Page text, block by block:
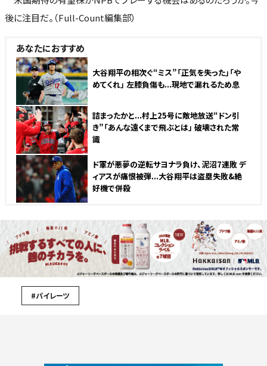
後に注目だ。（Full-Count編集部）
あなたにおすすめ
大谷翔平の相次ぐ“ミス”「正気を失った」「や
めてくれ」 左膝負傷も...現地で漏れるため息
詰まったかと...村上25号に敵地放送“ドン引
き”「あんな遠くまで飛ぶとは」 破壊された常
識
ド軍が悪夢の逆転サヨナラ負け、泥沼7連敗 デ
ィアスが痛恨被弾...大谷翔平は盗塁失敗&絶
好機で併殺
#パイレーツ